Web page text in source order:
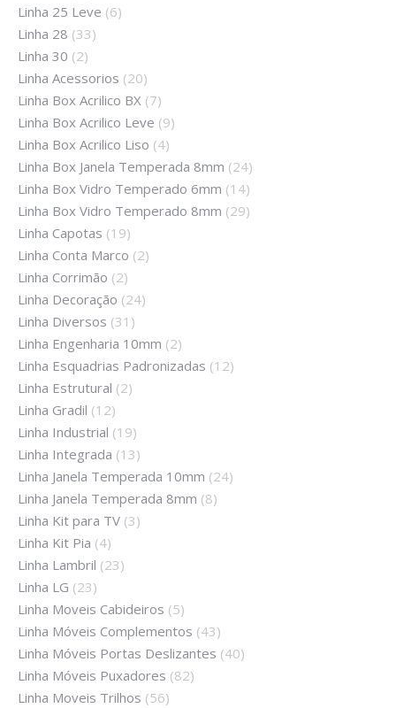
Linha 25 Leve (6)
Linha 28 (33)
Linha 30 (2)
Linha Acessorios (20)
Linha Box Acrilico BX (7)
Linha Box Acrilico Leve (9)
Linha Box Acrilico Liso (4)
Linha Box Janela Temperada 8mm (24)
Linha Box Vidro Temperado 6mm (14)
Linha Box Vidro Temperado 8mm (29)
Linha Capotas (19)
Linha Conta Marco (2)
Linha Corrimão (2)
Linha Decoração (24)
Linha Diversos (31)
Linha Engenharia 10mm (2)
Linha Esquadrias Padronizadas (12)
Linha Estrutural (2)
Linha Gradil (12)
Linha Industrial (19)
Linha Integrada (13)
Linha Janela Temperada 10mm (24)
Linha Janela Temperada 8mm (8)
Linha Kit para TV (3)
Linha Kit Pia (4)
Linha Lambril (23)
Linha LG (23)
Linha Moveis Cabideiros (5)
Linha Móveis Complementos (43)
Linha Móveis Portas Deslizantes (40)
Linha Móveis Puxadores (82)
Linha Moveis Trilhos (56)